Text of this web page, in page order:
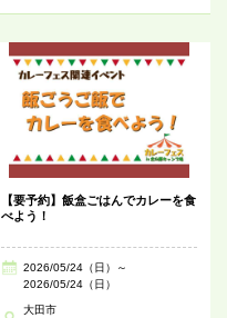
【要予約】飯盒ごはんでカレーを食
べよう！
2026/05/24（日）～
2026/05/24（日）
大田市